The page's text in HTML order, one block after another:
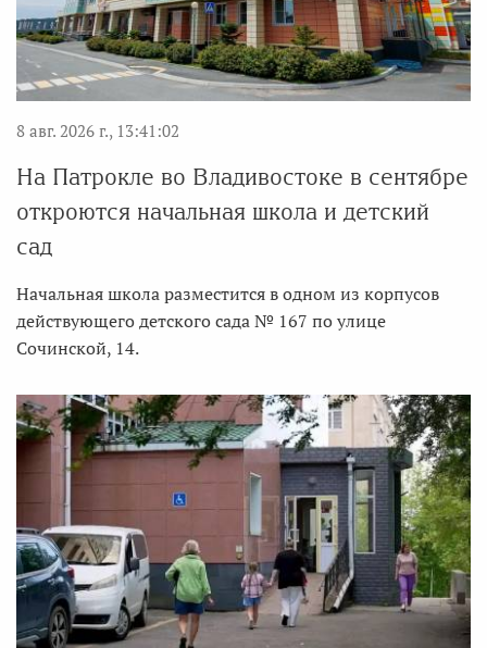
8 авг. 2026 г., 13:41:02
На Патрокле во Владивостоке в сентябре
откроются начальная школа и детский
сад
Начальная школа разместится в одном из корпусов
действующего детского сада № 167 по улице
Сочинской, 14.